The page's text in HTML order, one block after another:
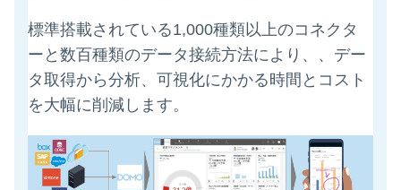
標準搭載されている1,000種類以上のコネクタ
ーと数百種類のデータ接続方法により、、デー
タ取得から分析、可視化にかかる時間とコスト
を大幅に削減します。